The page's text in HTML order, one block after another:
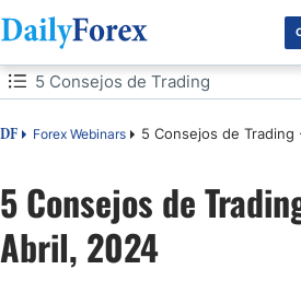
Tabla de contenidos
DF Forex Webinars 5 Consejos de
5 Consejos de Trading
5 Consejos de Trading
5 Consejos de
Abril, 2024